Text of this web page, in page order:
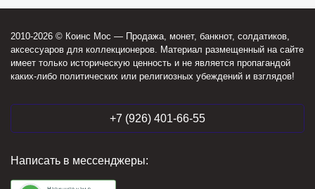
2010-2026 © Коинс Мос — Продажа, монет, банкнот, солдатиков,
аксессуаров для коллекционеров. Материал размещенный на сайте
имеет только историческую ценность и не является пропагандой
каких-либо политических или религиозных убеждений и взглядов!
+7 (926) 401-66-55
Написать в мессенджеры: